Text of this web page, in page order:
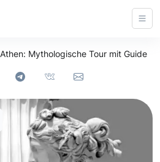
Athen: Mythologische Tour mit Guide